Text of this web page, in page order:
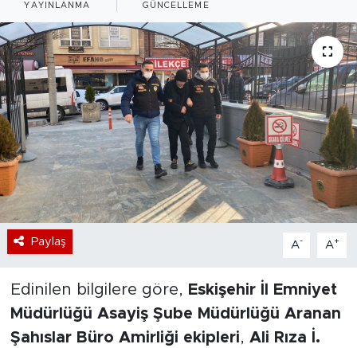
YAYINLANMA GÜNCELLEME
Paylaş A- A+
Edinilen bilgilere göre, Eskişehir İl Emniyet
Müdürlüğü Asayiş Şube Müdürlüğü Aranan
Şahıslar Büro Amirliği ekipleri, Ali Rıza İ.
Bölge
Teknoloji
Magazin
Dünya
Sektör